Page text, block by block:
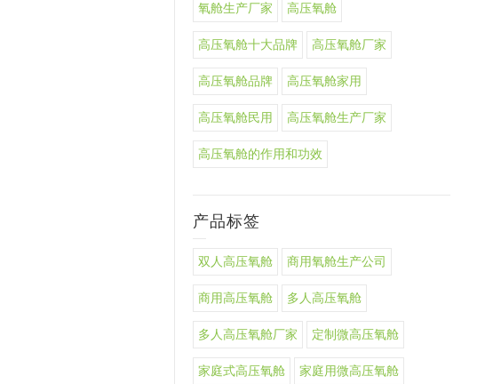
氧舱生产厂家 高压氧舱
高压氧舱十大品牌 高压氧舱厂家
高压氧舱品牌 高压氧舱家用
高压氧舱民用 高压氧舱生产厂家
高压氧舱的作用和功效
产品标签
双人高压氧舱 商用氧舱生产公司
商用高压氧舱 多人高压氧舱
多人高压氧舱厂家 定制微高压氧舱
家庭式高压氧舱 家庭用微高压氧舱